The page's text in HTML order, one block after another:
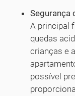
Segurança
A principal
quedas
crianças e
possível